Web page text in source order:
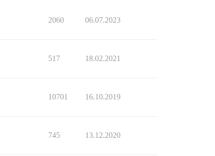
2060 06.07.2023
517 18.02.2021
10701 16.10.2019
745 13.12.2020